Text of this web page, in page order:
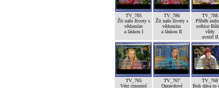
TV_785
Žít naše životy s
vědomím
a láskou I
TV_786
Žít naše životy s
vědomím
a láskou II
TV_788
Příběh
světice
vždy
uvnitř II
TV_765
Vést ctnostný
TV_767
Opravdové
TV_768
Boh dáva to